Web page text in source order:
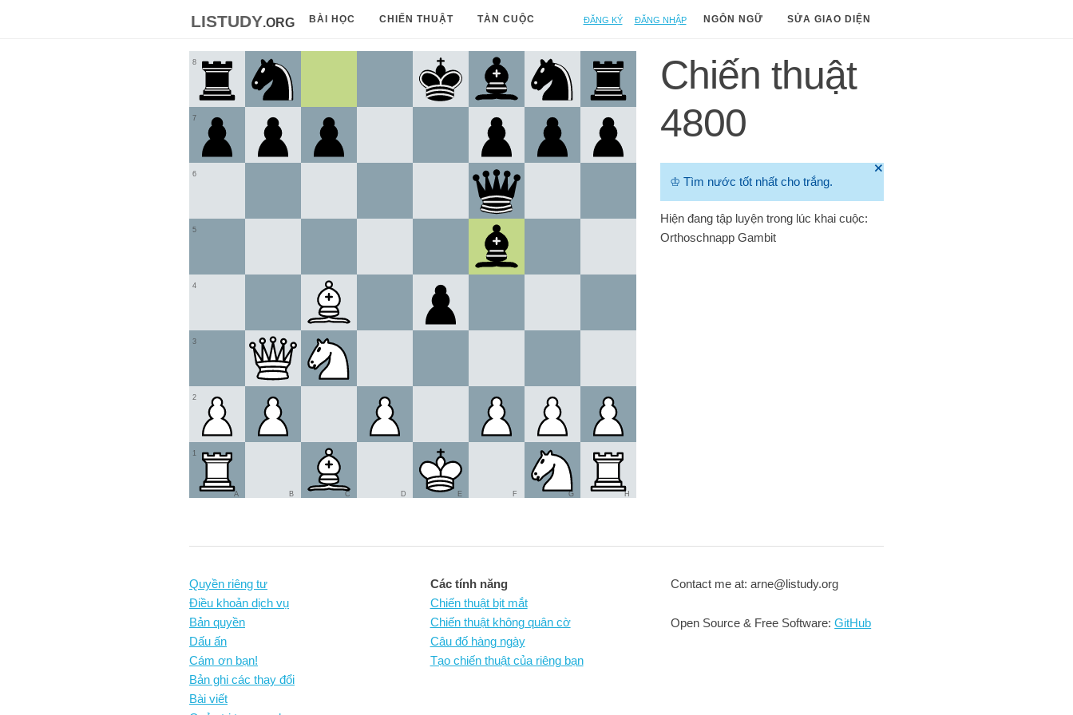
listudy.org BÀI HỌC CHIẾN THUẬT TÀN CUỘC Đăng ký Đăng nhập NGÔN NGỮ SỬA GIAO DIỆN
1
2
3
4
5
6
7
8
A B C D E F G H
Chiến thuật
4800
🞫
♔ Tìm nước tốt nhất cho trắng.
Hiện đang tập luyện trong lúc khai cuộc:
Orthoschnapp Gambit
Quyền riêng tư
Điều khoản dịch vụ
Bản quyền
Dấu ấn
Cám ơn bạn!
Bản ghi các thay đổi
Bài viết
Các tính năng
Chiến thuật bịt mắt
Chiến thuật không quân cờ
Câu đố hàng ngày
Tạo chiến thuật của riêng bạn
Contact me at: arne@listudy.org
Open Source & Free Software:GitHub